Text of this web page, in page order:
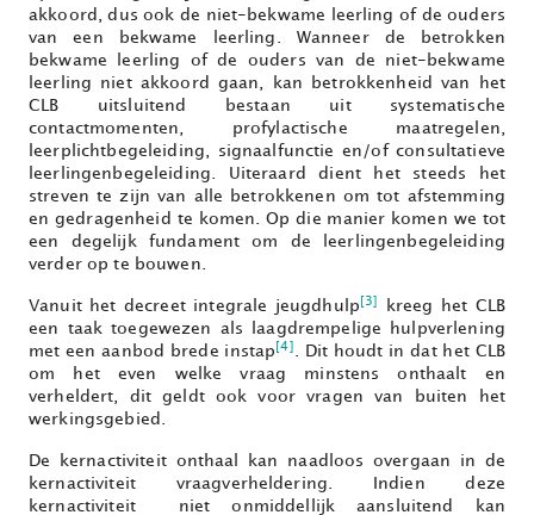
akkoord, dus ook de niet-bekwame leerling of de ouders
van een bekwame leerling. Wanneer de betrokken
bekwame leerling of de ouders van de niet-bekwame
leerling niet akkoord gaan, kan betrokkenheid van het
CLB uitsluitend bestaan uit systematische
contactmomenten, profylactische maatregelen,
leerplichtbegeleiding, signaalfunctie en/of consultatieve
leerlingenbegeleiding. Uiteraard dient het steeds het
streven te zijn van alle betrokkenen om tot afstemming
en gedragenheid te komen. Op die manier komen we tot
een degelijk fundament om de leerlingenbegeleiding
verder op te bouwen.
Vanuit het decreet integrale jeugdhulp [3]
kreeg het CLB
een taak toegewezen als laagdrempelige hulpverlening
met een aanbod brede instap [4]
. Dit houdt in dat het CLB
om het even welke vraag minstens onthaalt en
verheldert, dit geldt ook voor vragen van buiten het
werkingsgebied.
De kernactiviteit onthaal kan naadloos overgaan in de
kernactiviteit vraagverheldering. Indien deze
kernactiviteit niet onmiddellijk aansluitend kan